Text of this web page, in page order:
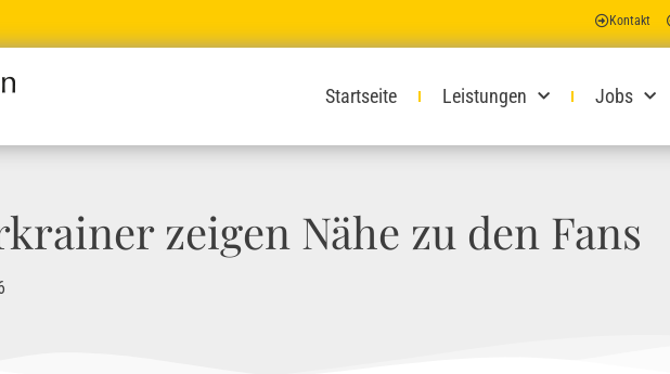
Kontakt
Startseite Leistungen Jobs
zeigen Nähe zu den Fans